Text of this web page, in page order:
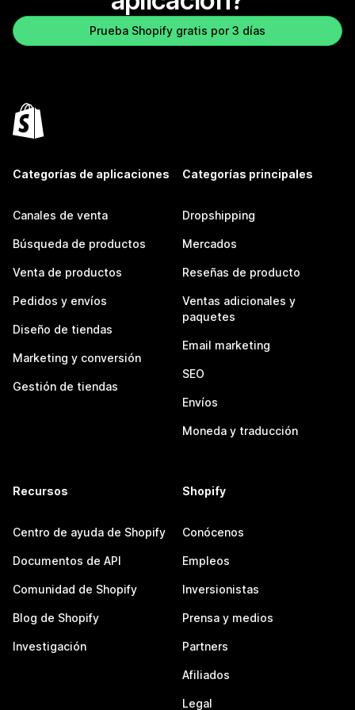
Prueba Shopify gratis por 3 días
Categorías de aplicaciones
Canales de venta
Búsqueda de productos
Venta de productos
Pedidos y envíos
Diseño de tiendas
Marketing y conversión
Gestión de tiendas
Categorías principales
Dropshipping
Mercados
Reseñas de producto
Ventas adicionales y
paquetes
Email marketing
SEO
Envíos
Moneda y traducción
Recursos
Centro de ayuda de Shopify
Documentos de API
Comunidad de Shopify
Blog de Shopify
Investigación
Shopify
Conócenos
Empleos
Inversionistas
Prensa y medios
Partners
Afiliados
Legal